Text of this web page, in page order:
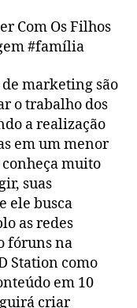
Com Os Filhos
#família
marketing são
o trabalho dos
a realização
em um menor
muito
suas
ele busca
as redes
fóruns na
Station como
em 10
criar